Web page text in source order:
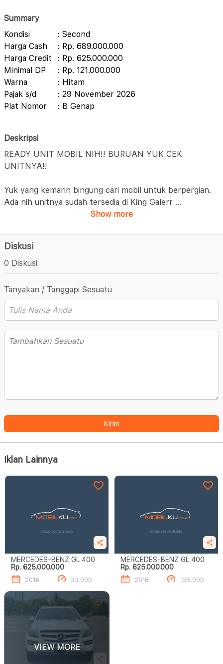
Summary
Kondisi
: Second
Harga Cash
: Rp. 689.000.000
Harga Credit
: Rp. 625.000.000
Minimal DP
: Rp. 121.000.000
Warna
: Hitam
Pajak s/d
: 29 November 2026
Plat Nomor
: B Genap
Deskripsi
READY UNIT MOBIL NIH!! BURUAN YUK CEK
UNITNYA!!
Yuk yang kemarin bingung cari mobil untuk berpergian.
Ada nih unitnya sudah tersedia di King Galerr ...
Show more
Diskusi
0 Diskusi
Tanyakan / Tanggapi Sesuatu
Kirim
Iklan Lainnya
MERCEDES-BENZ GL 400
Rp. 625.000.000
2016 33.000
MERCEDES-BENZ GL 400
Rp. 625.000.000
2016 125.000
VIEW MORE